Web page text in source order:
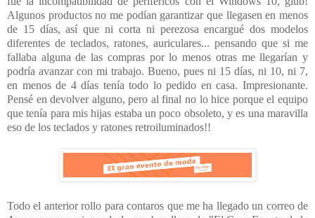
Algunos productos no me podían garantizar que llegasen en menos
de 15 días, así que ni corta ni perezosa encargué dos modelos
diferentes de teclados, ratones, auriculares... pensando que si me
fallaba alguna de las compras por lo menos otras me llegarían y
podría avanzar con mi trabajo. Bueno, pues ni 15 días, ni 10, ni 7,
en menos de 4 días tenía todo lo pedido en casa. Impresionante.
Pensé en devolver alguno, pero al final no lo hice porque el equipo
que tenía para mis hijas estaba un poco obsoleto, y es una maravilla
eso de los teclados y ratones retroiluminados!!
Todo el anterior rollo para contaros que me ha llegado un correo de